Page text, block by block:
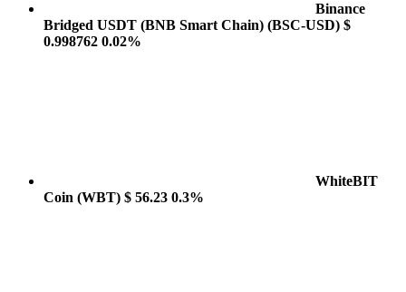
Binance
Bridged USDT (BNB Smart Chain) (BSC-USD) $
0.998762 0.02%
WhiteBIT
Coin (WBT) $ 56.23 0.3%